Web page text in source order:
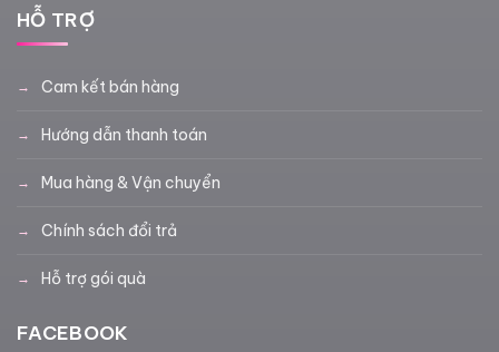
HỖ TRỢ
Cam kết bán hàng
Hướng dẫn thanh toán
Mua hàng & Vận chuyển
Chính sách đổi trả
Hỗ trợ gói quà
FACEBOOK